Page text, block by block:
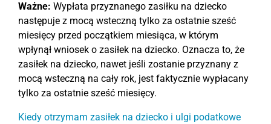
Ważne: Wypłata przyznanego zasiłku na dziecko
następuje z mocą wsteczną tylko za ostatnie sześć
miesięcy przed początkiem miesiąca, w którym
wpłynął wniosek o zasiłek na dziecko. Oznacza to, że
zasiłek na dziecko, nawet jeśli zostanie przyznany z
mocą wsteczną na cały rok, jest faktycznie wypłacany
tylko za ostatnie sześć miesięcy.
Kiedy otrzymam zasiłek na dziecko i ulgi podatkowe